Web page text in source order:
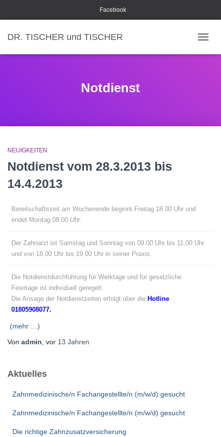
Facebook
DR. TISCHER und TISCHER
Notdienst
NEUIGKEITEN
Notdienst vom 28.3.2013 bis
14.4.2013
Bereitschaftszeit am Wochenende beginnt Freitag 18.00 Uhr und
endet Montag 08.00 Uhr.
Der Zahnarzt ist Samstag und Sonntag von 09.00 Uhr bis 11.00 Uhr
und von 18.00 Uhr bis 19.00 Uhr in seiner Praxis.
Die Notdienstdurchführung für Werktage und für gesetzliche
Feiertage ist individuell geregelt.
Die Ansage der Notdienstzeiten erfolgt über die Hotline
01805908077.
(mehr …)
Von admin , vor 13 Jahren
Aktuelles
Zahnmedizinische/n Fachangestellte/n (m/w/d) gesucht
Zahnmedizinische/n Fachangestellte/n (m/w/d) gesucht
Die richtige Zahnzusatzversicherung